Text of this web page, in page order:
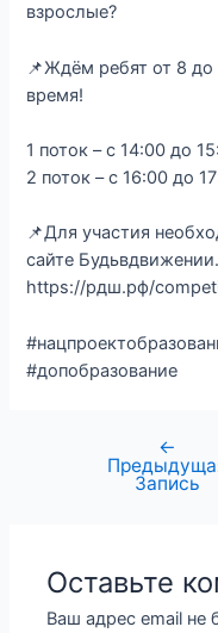
взрослые?
📌Ждём ребят от 8 до
время!
1 поток – с 14:00 до
2 поток – с 16:00 до
📌Для участия
сайте
https://рдш.рф/
#допобразование
←
Запись
Оставьте
Ваш адрес email не